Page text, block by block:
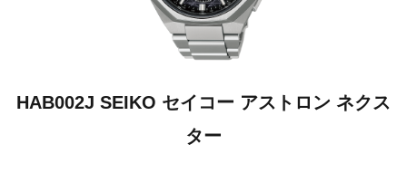
HAB002J SEIKO セイコー アストロン ネクス
ター